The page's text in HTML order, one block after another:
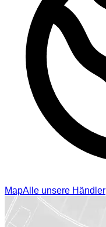
MapAlle unsere Händler